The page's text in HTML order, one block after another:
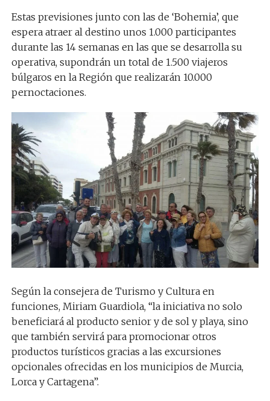
Estas previsiones junto con las de ‘Bohemia’, que
espera atraer al destino unos 1.000 participantes
durante las 14 semanas en las que se desarrolla su
operativa, supondrán un total de 1.500 viajeros
búlgaros en la Región que realizarán 10.000
pernoctaciones.
Según la consejera de Turismo y Cultura en
funciones, Miriam Guardiola, “la iniciativa no solo
beneficiará al producto senior y de sol y playa, sino
que también servirá para promocionar otros
productos turísticos gracias a las excursiones
opcionales ofrecidas en los municipios de Murcia,
Lorca y Cartagena”.